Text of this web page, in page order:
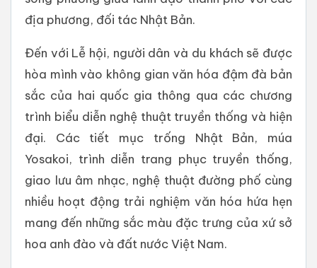
địa phương, đối tác Nhật Bản.
Đến với Lễ hội, người dân và du khách sẽ được
hòa mình vào không gian văn hóa đậm đà bản
sắc của hai quốc gia thông qua các chương
trình biểu diễn nghệ thuật truyền thống và hiện
đại. Các tiết mục trống Nhật Bản, múa
Yosakoi, trình diễn trang phục truyền thống,
giao lưu âm nhạc, nghệ thuật đường phố cùng
nhiều hoạt động trải nghiệm văn hóa hứa hẹn
mang đến những sắc màu đặc trưng của xứ sở
hoa anh đào và đất nước Việt Nam.